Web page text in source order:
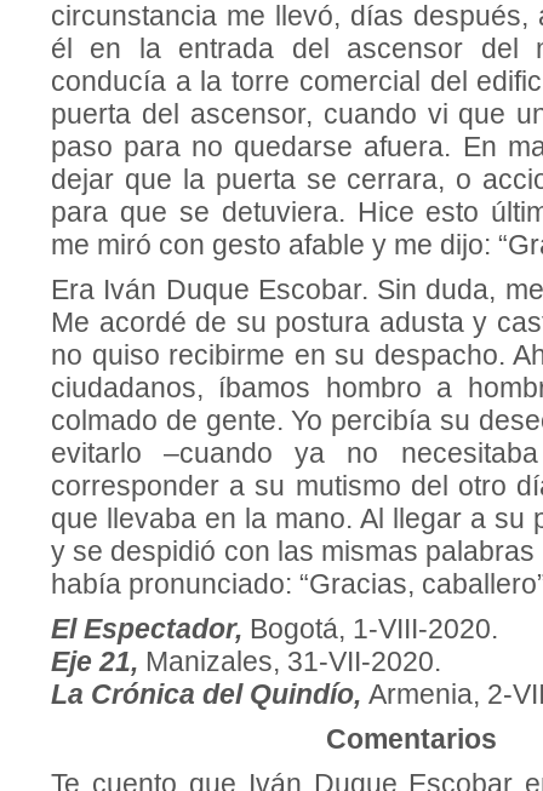
circunstancia me llevó, días después,
él en la entrada del ascensor del
conducía a la torre comercial del
puerta del ascensor, cuando vi que
paso para no quedarse afuera. En
dejar que la puerta se cerrara, o
para que se detuviera. Hice esto
me miró con gesto afable y me dijo:
Era Iván Duque Escobar. Sin duda,
Me acordé de su postura adusta y
no quiso recibirme en su despacho.
ciudadanos, íbamos hombro a
colmado de gente. Yo percibía su
evitarlo –cuando ya no
corresponder a su mutismo del otro
que llevaba en la mano. Al llegar a su
y se despidió con las mismas
había pronunciado: “Gracias,
El Espectador, Bogotá, 1-VIII-2020.
Eje 21, Manizales, 31-VII-2020.
La Crónica del Quindío, Armenia, 2-
Comentarios
Te cuento que Iván Duque Escobar